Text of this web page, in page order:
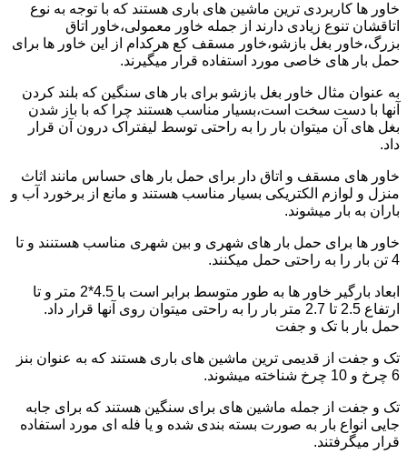
خاور ها کاربردی ترین ماشین های باری هستند که با توجه به نوع
اتاقشان تنوع زیادی دارند از جمله خاور معمولی،خاور اتاق
بزرگ،خاور بغل بازشو،خاور مسقف کع هرکدام از این خاور ها برای
حمل بار های خاصی مورد استفاده قرار میگیرند.
به عنوان مثال خاور بغل بازشو برای بار های سنگین که بلند کردن
آنها با دست سخت است،بسیار مناسب هستند چرا که با باز شدن
بغل های آن میتوان بار را به راحتی توسط لیفتراک درون آن قرار
داد.
خاور های مسقف و اتاق دار برای حمل بار های حساس مانند اثاث
منزل و لوازم الکتریکی بسیار مناسب هستند و مانع از برخورد آب و
باران به بار میشوند.
خاور ها برای حمل بار های شهری و بین شهری مناسب هستنند و تا
4 تن بار را به راحتی حمل میکنند.
ابعاد بارگیر خاور ها به طور متوسط برابر است با 4.5*2 متر و تا
ارتفاع 2.5 تا 2.7 متر بار را به راحتی میتوان روی آنها قرار داد.
حمل بار با تک و جفت
تک و جفت از قدیمی ترین ماشین های باری هستند که به عنوان بنز
6 چرخ و 10 چرخ شناخته میشوند.
تک و جفت از جمله ماشین های برای سنگین هستند که برای جابه
جایی انواع بار به صورت بسته بندی شده و یا فله ای مورد استفاده
قرار میگرفتند.